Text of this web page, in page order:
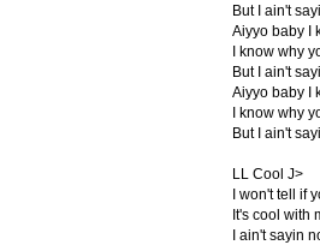
But I ain't
Aiyyo baby I
I know why
But I ain't
Aiyyo baby I
I know why
But I ain't
LL Cool J>
I won't tell if
It's cool with
I ain't sayin